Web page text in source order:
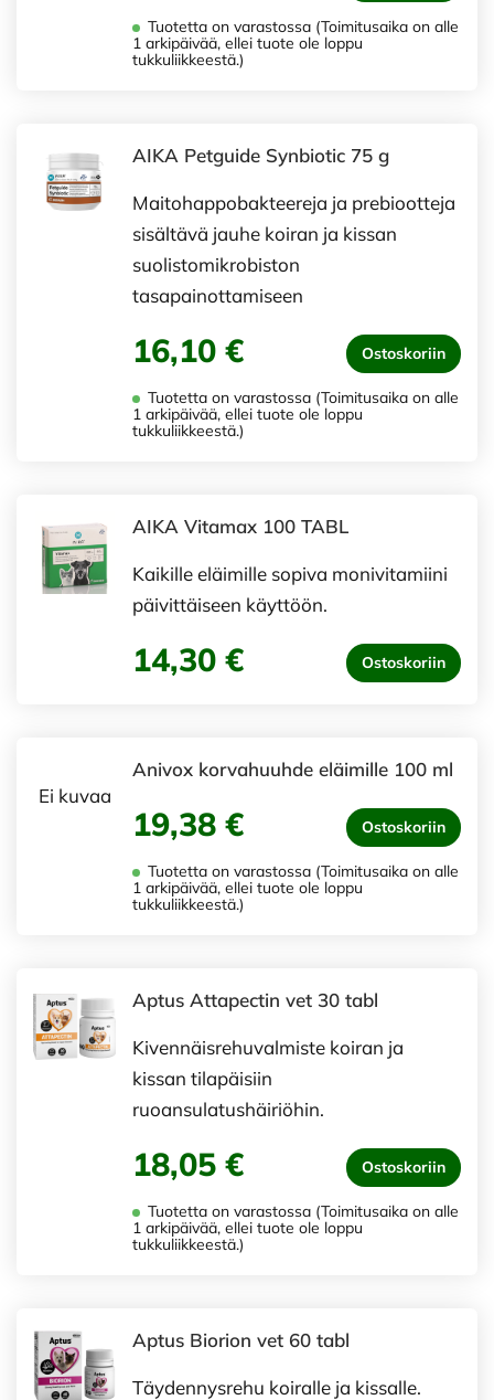
Tuotetta on varastossa (Toimitusaika on alle
1 arkipäivää, ellei tuote ole loppu
tukkuliikkeestä.)
AIKA Petguide Synbiotic 75 g
Maitohappobakteereja ja prebiootteja
sisältävä jauhe koiran ja kissan
suolistomikrobiston
tasapainottamiseen
16,10 € Ostoskoriin
Tuotetta on varastossa (Toimitusaika on alle
1 arkipäivää, ellei tuote ole loppu
tukkuliikkeestä.)
AIKA Vitamax 100 TABL
Kaikille eläimille sopiva monivitamiini
päivittäiseen käyttöön.
14,30 € Ostoskoriin
Ei kuvaa
Anivox korvahuuhde eläimille 100 ml
19,38 € Ostoskoriin
Tuotetta on varastossa (Toimitusaika on alle
1 arkipäivää, ellei tuote ole loppu
tukkuliikkeestä.)
Aptus Attapectin vet 30 tabl
Kivennäisrehuvalmiste koiran ja
kissan tilapäisiin
ruoansulatushäiriöhin.
18,05 € Ostoskoriin
Tuotetta on varastossa (Toimitusaika on alle
1 arkipäivää, ellei tuote ole loppu
tukkuliikkeestä.)
Aptus Biorion vet 60 tabl
Täydennysrehu koiralle ja kissalle.